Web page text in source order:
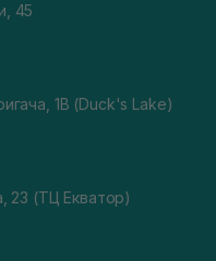
45
1В (Duck's Lake)
23 (ТЦ Екватор)